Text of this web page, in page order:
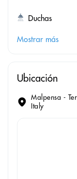
Duchas
Mostrar más
Ubicación
Malpensa -
Italy